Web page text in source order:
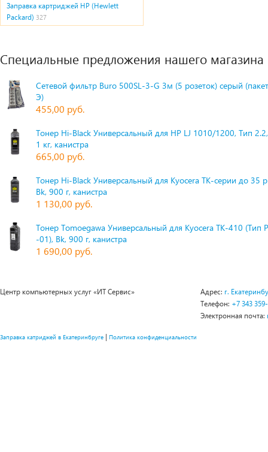
Заправка картриджей HP (Hewlett
Packard) 327
Специальные предложения нашего магазина
Сетевой фильтр Buro 500SL-3-G 3м (5 розеток) серый
Э)
455,00 руб.
Тонер Hi-Black Универсальный для HP LJ 1010/1200, Тип
1 кг, канистра
665,00 руб.
Тонер Hi-Black Универсальный для Kyocera TK-серии до 35
Bk, 900 г, канистра
1 130,00 руб.
Тонер Tomoegawa Универсальный для Kyocera TK-410 (Тип
-01), Bk, 900 г, канистра
1 690,00 руб.
Центр компьютерных услуг «ИТ Сервис» Адрес: г.
Телефон: +7 343
Электронная почта:
Заправка катриджей в Екатеринбруге | Политика конфиденциальности